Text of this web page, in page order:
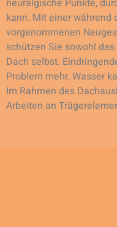
neuralgische Punkte,
kann. Mit einer
vorgenommenen
schützen Sie sowohl
Dach selbst.
Problem mehr. Wasser
Im Rahmen des
Arbeiten an